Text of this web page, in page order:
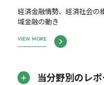
経済金融情勢、経済社会の
域金融の動き
VIEW MORE
当分野別のレ